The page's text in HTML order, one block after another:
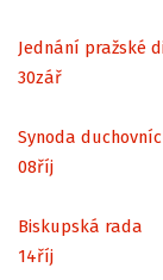
Jednání pražské
30zář
Synoda
08říj
Biskupská rada
14říj